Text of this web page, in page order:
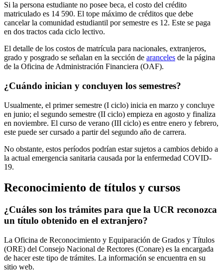
Si la persona estudiante no posee beca, el costo del crédito
matriculado es 14 590. El tope máximo de créditos que debe
cancelar la comunidad estudiantil por semestre es 12. Este se paga
en dos tractos cada ciclo lectivo.
El detalle de los costos de matrícula para nacionales, extranjeros,
grado y posgrado se señalan en la sección de aranceles de la página
de la Oficina de Administración Financiera (OAF).
¿Cuándo inician y concluyen los semestres?
Usualmente, el primer semestre (I ciclo) inicia en marzo y concluye
en junio; el segundo semestre (II ciclo) empieza en agosto y finaliza
en noviembre. El curso de verano (III ciclo) es entre enero y febrero,
este puede ser cursado a partir del segundo año de carrera.
No obstante, estos períodos podrían estar sujetos a cambios debido a
la actual emergencia sanitaria causada por la enfermedad COVID-
19.
Reconocimiento de títulos y cursos
¿Cuáles son los trámites para que la UCR reconozca
un título obtenido en el extranjero?
La Oficina de Reconocimiento y Equiparación de Grados y Títulos
(ORE) del Consejo Nacional de Rectores (Conare) es la encargada
de hacer este tipo de trámites. La información se encuentra en su
sitio web.